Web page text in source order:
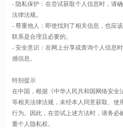
- 隐私保护：在尝试获取个人信息时，请
法律法规。
- 尊重他人：即使找到了相关信息，也应
联系是合理且必要的。
- 安全意识：在网上分享或查询个人信息
感信息。
特别提示
在中国，根据《中华人民共和国网络安全
等相关法律法规，未经本人同意获取、使
行为。因此，在尝试上述方法时，请务必
重个人隐私权。